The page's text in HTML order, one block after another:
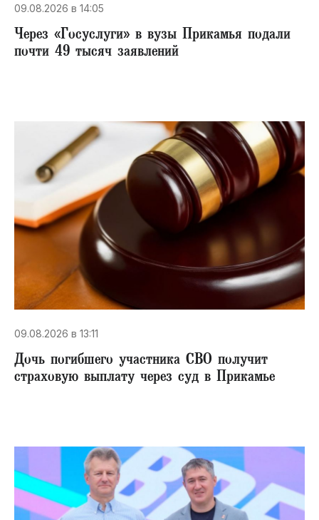
09.08.2026 в 14:05
Через «Госуслуги» в вузы Прикамья подали
почти 49 тысяч заявлений
09.08.2026 в 13:11
Дочь погибшего участника СВО получит
страховую выплату через суд в Прикамье